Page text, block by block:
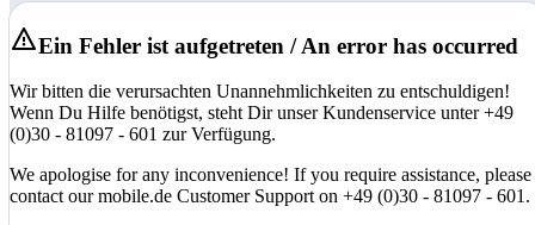
Ein Fehler ist aufgetreten / An error has occurred
Wir bitten die verursachten Unannehmlichkeiten zu entschuldigen!
Wenn Du Hilfe benötigst, steht Dir unser Kundenservice unter +49
(0)30 - 81097 - 601 zur Verfügung.
We apologise for any inconvenience! If you require assistance, please
contact our mobile.de Customer Support on +49 (0)30 - 81097 - 601.